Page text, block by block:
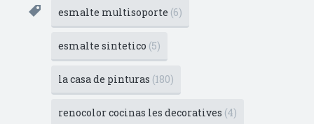
esmalte multisoporte (6)
esmalte sintetico (5)
la casa de pinturas (180)
renocolor cocinas les decoratives (4)